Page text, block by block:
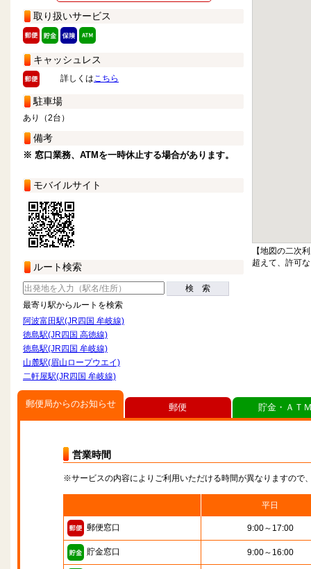
取り扱いサービス
キャッシュレス
詳しくはこちら
駐車場
あり（2台）
備考
※ 窓口業務、ATMを一時休止する場合があります。
モバイルサイト
ルート検索
検 索
最寄り駅からルートを検索
阿波富田駅(JR四国 牟岐線)
徳島駅(JR四国 高徳線)
徳島駅(JR四国 牟岐線)
山麓駅(眉山ロープウエイ)
二軒屋駅(JR四国 牟岐線)
【地図の二次
超えて、許可
郵便局からのお知らせ
営業時間
※サービスの内容によりご利用いただける時間が異なりますので
平日
郵便窓口 9:00～17:00
貯金窓口 9:00～16:00
郵便 貯金・ＡＴ